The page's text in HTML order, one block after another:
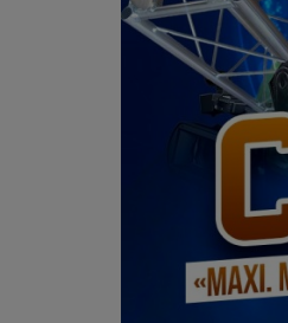
VIDÉO JOS TECHNOLOGY